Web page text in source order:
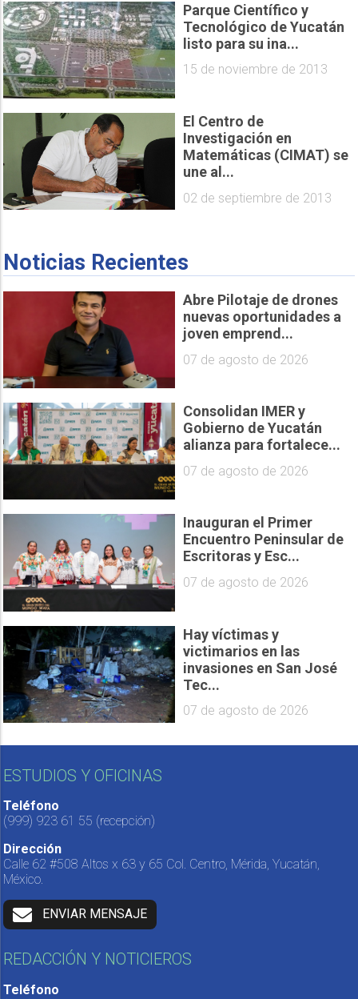
Parque Científico y
Tecnológico de Yucatán
listo para su ina...
15 de noviembre de 2013
El Centro de
Investigación en
Matemáticas (CIMAT) se
une al...
02 de septiembre de 2013
Noticias Recientes
Abre Pilotaje de drones
nuevas oportunidades a
joven emprend...
07 de agosto de 2026
Consolidan IMER y
Gobierno de Yucatán
alianza para fortalece...
07 de agosto de 2026
Inauguran el Primer
Encuentro Peninsular de
Escritoras y Esc...
07 de agosto de 2026
Hay víctimas y
victimarios en las
invasiones en San José
Tec...
07 de agosto de 2026
ESTUDIOS Y OFICINAS
Teléfono
(999) 923 61 55 (recepción)
Dirección
Calle 62 #508 Altos x 63 y 65 Col. Centro, Mérida, Yucatán,
México.
ENVIAR MENSAJE
REDACCIÓN Y NOTICIEROS
Teléfono